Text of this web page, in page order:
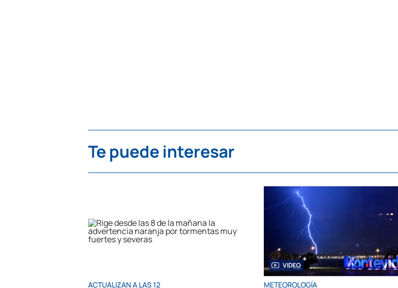
Te puede interesar
ACTUALIZAN A LAS 12
VIDEO
METEOROLOGÍA